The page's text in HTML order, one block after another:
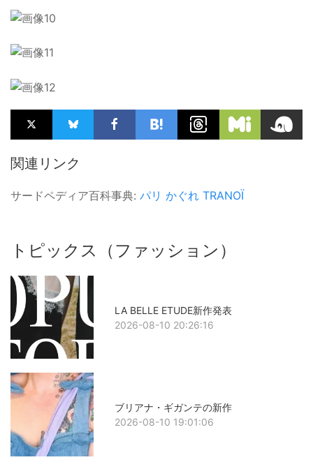
関連リンク
サードペディア百科事典: パリ かぐれ TRANOÏ
トピックス（ファッション）
LA BELLE ETUDE新作発表
2026-08-10 20:26:16
ブリアナ・ギガンテの新作
2026-08-10 19:01:06